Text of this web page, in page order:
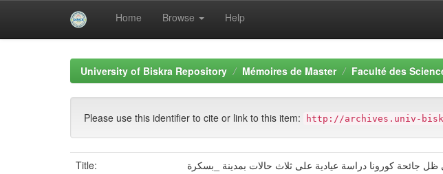
Home Browse Help
University of Biskra Repository Mémoires de Master Faculté des
Please use this identifier to cite or link to this item: http://archives.univ-
Title: